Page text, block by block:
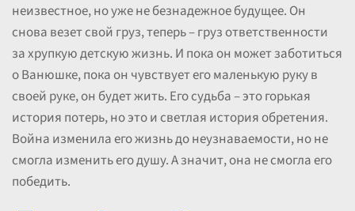
неизвестное, но уже не безнадежное будущее. Он
снова везет свой груз, теперь – груз ответственности
за хрупкую детскую жизнь. И пока он может заботиться
о Ванюшке, пока он чувствует его маленькую руку в
своей руке, он будет жить. Его судьба – это горькая
история потерь, но это и светлая история обретения.
Война изменила его жизнь до неузнаваемости, но не
смогла изменить его душу. А значит, она не смогла его
победить.